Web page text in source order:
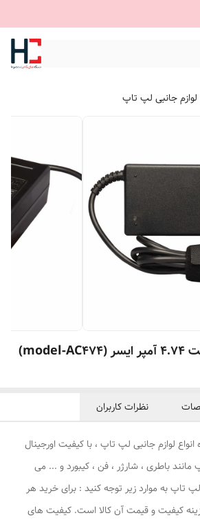
لوازم جانبی لپ تاپ
نظرات کاربران
انواع لوازم جانبی لپ تاپ ، با کیفیت اورجینال
باطری ، شارژر ، فن ، کیبورد و ... می
تاپ به موارد زیر توجه کنید : برای خرید هر
کیفیت و قیمت آن کالا است. کیفیت های